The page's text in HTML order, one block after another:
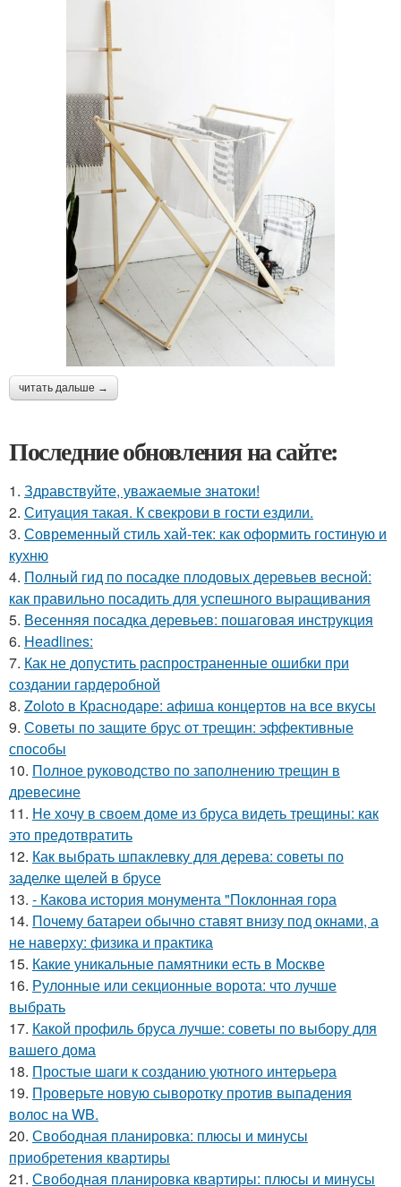
читать дальше →
Последние обновления на сайте:
1. Здравствуйте, уважаемые знатоки!
2. Ситуaция такая. К свекрови в гости ездили.
3. Современный стиль хай-тек: как оформить гостиную и
кухню
4. Полный гид по посадке плодовых деревьев весной:
как правильно посадить для успешного выращивания
5. Весенняя посадка деревьев: пошаговая инструкция
6. Headlines:
7. Как не допустить распространенные ошибки при
создании гардеробной
8. Zoloto в Краснодаре: афиша концертов на все вкусы
9. Советы по защите брус от трещин: эффективные
способы
10. Полное руководство по заполнению трещин в
древесине
11. Не хочу в своем доме из бруса видеть трещины: как
это предотвратить
12. Как выбрать шпаклевку для дерева: советы по
заделке щелей в брусе
13. - Какова история монумента "Поклонная гора
14. Почему батареи обычно ставят внизу под окнами, а
не наверху: физика и практика
15. Какие уникальные памятники есть в Москве
16. Рулонные или секционные ворота: что лучше
выбрать
17. Какой профиль бруса лучше: советы по выбору для
вашего дома
18. Простые шаги к созданию уютного интерьера
19. Проверьте новую сыворотку против выпадения
волос на WB.
20. Свободная планировка: плюсы и минусы
приобретения квартиры
21. Свободная планировка квартиры: плюсы и минусы